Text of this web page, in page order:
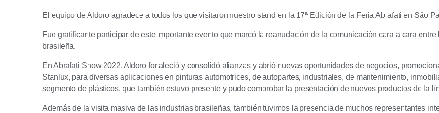
El equipo de Aldoro agradece a todos los que visitaron nuestro stand en la 17ª Edición de la Feria Abrafati en São
Fue gratificante participar de este importante evento que marcó la reanudación de la comunicación cara a cara
brasileña.
En Abrafati Show 2022, Aldoro fortaleció y consolidó alianzas y abrió nuevas oportunidades de negocios,
Stanlux, para diversas aplicaciones en pinturas automotrices, de autopartes, industriales, de mantenimiento,
segmento de plásticos, que también estuvo presente y pudo comprobar la presentación de nuevos productos de la
Además de la visita masiva de las industrias brasileñas, también tuvimos la presencia de muchos representantes